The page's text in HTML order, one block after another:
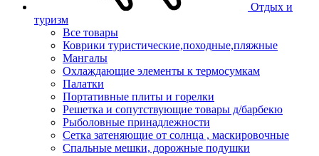
Отдых и
туризм
Все товары
Коврики туристические,походные,пляжные
Мангалы
Охлаждающие элементы к термосумкам
Палатки
Портативные плиты и горелки
Решетка и сопутствующие товары д/барбекю
Рыболовные принадлежности
Сетка затеняющие от солнца , маскировочные
Спальные мешки, дорожные подушки